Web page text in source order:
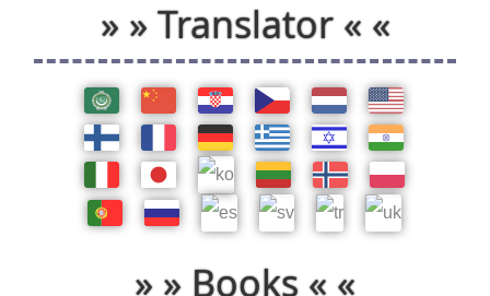
» » Translator « «
» » Books « «